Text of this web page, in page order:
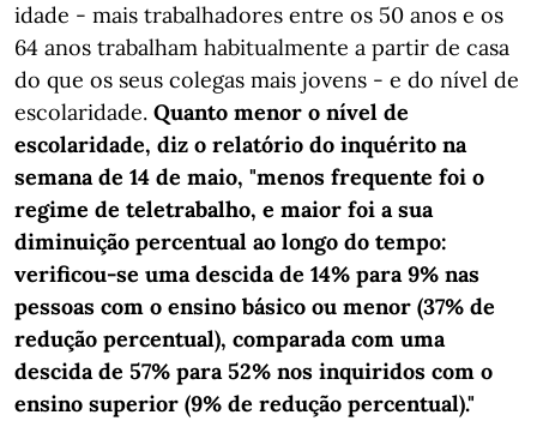
idade - mais trabalhadores entre os 50 anos e os
64 anos trabalham habitualmente a partir de casa
do que os seus colegas mais jovens - e do nível de
escolaridade. Quanto menor o nível de
escolaridade, diz o relatório do inquérito na
semana de 14 de maio, "menos frequente foi o
regime de teletrabalho, e maior foi a sua
diminuição percentual ao longo do tempo:
verificou-se uma descida de 14% para 9% nas
pessoas com o ensino básico ou menor (37% de
redução percentual), comparada com uma
descida de 57% para 52% nos inquiridos com o
ensino superior (9% de redução percentual)."